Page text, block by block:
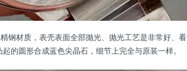
钢材质，表壳表面全部抛光、抛光工艺是非常好、看
的圆形合成蓝色尖晶石，细节上完全与原装一样。